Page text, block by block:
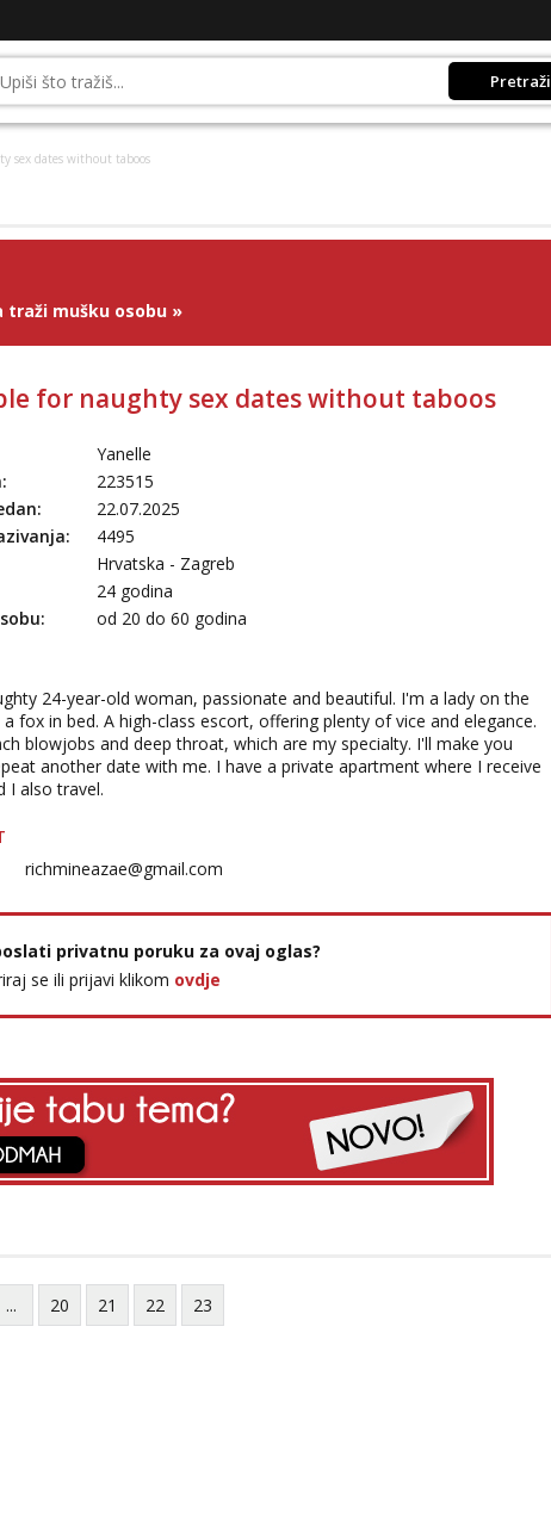
Pretraži
sex dates without taboos
traži mušku osobu »
for naughty sex dates without taboos
Yanelle
223515
22.07.2025
4495
Hrvatska - Zagreb
24 godina
od 20 do 60 godina
24-year-old woman, passionate and beautiful. I'm a lady on the
fox in bed. A high-class escort, offering plenty of vice and elegance.
blowjobs and deep throat, which are my specialty. I'll make you
another date with me. I have a private apartment where I receive
I also travel.
richmineazae@gmail.com
privatnu poruku za ovaj oglas?
se ili prijavi klikom ovdje
... 20 21 22 23